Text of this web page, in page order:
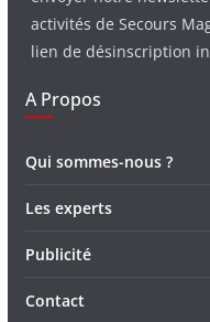
activités de Secours
lien de désinscription
A Propos
Qui sommes-nous ?
Les experts
Publicité
Contact